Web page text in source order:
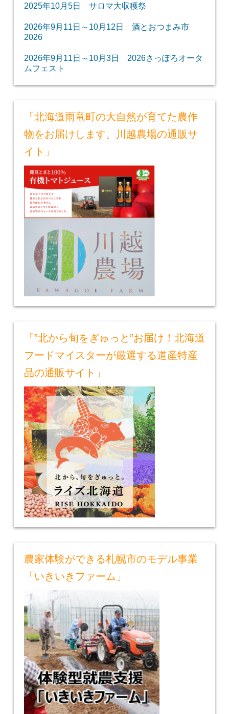
2025年10月5日 サロマ大収穫祭
2026年9月11日～10月12日 酒とおつまみ市
2026
2026年9月11日～10月3日 2026さっぽろオータ
ムフェスト
「北海道雨竜町の大自然が育てた農作
物をお届けします。川越農場の通販サ
イト」
「”北から旬をぎゅっと”お届け！北海道
フードマイスターが厳選する道産特産
品の通販サイト」
農家体験ができる札幌市のモデル事業
「いきいきファーム」